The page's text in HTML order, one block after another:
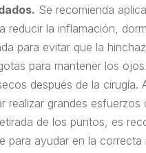
Se recomienda
reducir la inflamación,
para evitar que la
para mantener los
después de la cirugía.
realizar grandes esfuerzos
de los puntos, es
para ayudar en la correcta